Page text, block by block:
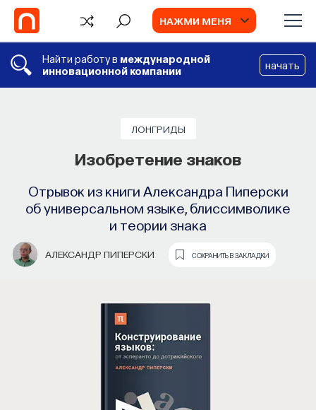
НАЖМИ МЕНЯ
Найти работу в международной
инновационной компании
начать
ЛОНГРИДЫ
Изобретение знаков
Отрывок из книги Александра Пиперски
об универсальном языке, блиссимволике
и теории знака
АЛЕКСАНДР ПИПЕРСКИ СОХРАНИТЬ В ЗАКЛАДКИ